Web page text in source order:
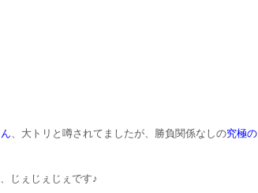
、大トリと噂されてましたが、勝負関係なしの究極の
じぇじぇじぇです♪